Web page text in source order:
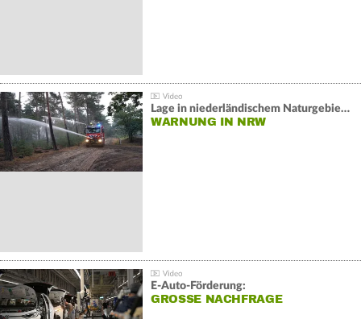
Lage in niederländischem Naturgebiet stabil
WARNUNG IN NRW
E-Auto-Förderung:
GROSSE NACHFRAGE